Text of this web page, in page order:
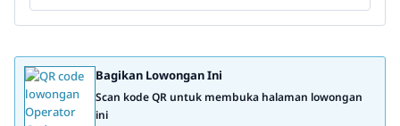
Bagikan Lowongan Ini
Scan kode QR untuk membuka halaman lowongan
ini